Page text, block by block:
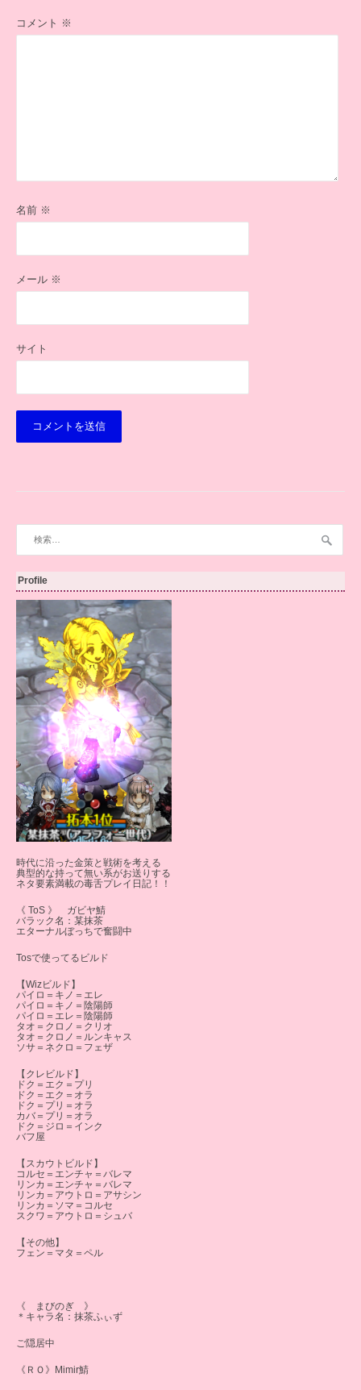
コメント ※
名前 ※
メール ※
サイト
Profile
時代に沿った金策と戦術を考える
典型的な持って無い系がお送りする
ネタ要素満載の毒舌プレイ日記！！
《 ToS 》 ガビヤ鯖
バラック名：某抹茶
エターナルぼっちで奮闘中
Tosで使ってるビルド
【Wizビルド】
パイロ＝キノ＝エレ
パイロ＝キノ＝陰陽師
パイロ＝エレ＝陰陽師
タオ＝クロノ＝クリオ
タオ＝クロノ＝ルンキャス
ソサ＝ネクロ＝フェザ
【クレビルド】
ドク＝エク＝プリ
ドク＝エク＝オラ
ドク＝プリ＝オラ
カバ＝プリ＝オラ
ドク＝ジロ＝インク
バフ屋
【スカウトビルド】
コルセ＝エンチャ＝バレマ
リンカ＝エンチャ＝バレマ
リンカ＝アウトロ＝アサシン
リンカ＝ソマ＝コルセ
スクワ＝アウトロ＝シュバ
【その他】
フェン＝マタ＝ペル
《 まびのぎ 》
＊キャラ名：抹茶ふぃず
ご隠居中
《ＲＯ》Mimir鯖